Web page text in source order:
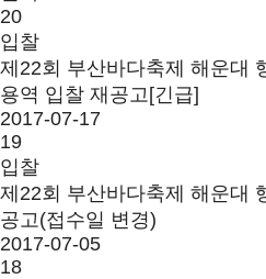
20
입찰
제22회 부산바다축제 해운대
용역 입찰 재공고[긴급]
2017-07-17
19
입찰
제22회 부산바다축제 해운대
공고(접수일 변경)
2017-07-05
18